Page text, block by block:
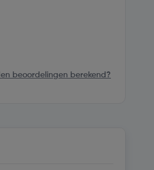
beoordelingen berekend?